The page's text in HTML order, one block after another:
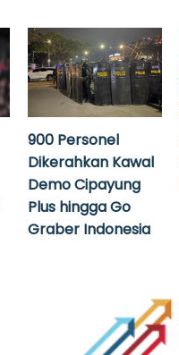
900 Personel
Dikerahkan Kawal
Demo Cipayung
Plus hingga Go
Graber Indonesia